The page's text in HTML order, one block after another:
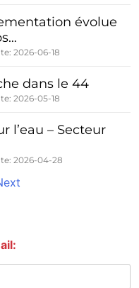
évolue
2026-06-18
dans le 44
2026-05-18
l’eau – Secteur
2026-04-28